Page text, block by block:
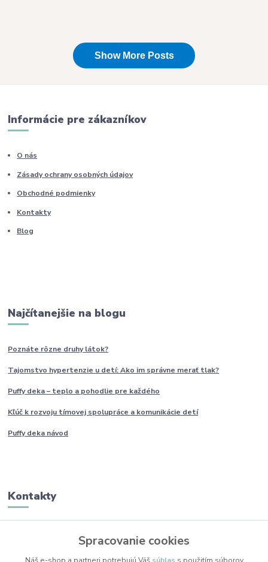
Informácie pre zákazníkov
O nás
Zásady ochrany osobných údajov
Obchodné podmienky
Kontakty
Blog
Najčítanejšie na blogu
Poznáte rôzne druhylátok?
Tajomstvo hypertenzie u detí: Ako im správne merať tlak?
Puffy deka – teplo a pohodlie pre každého
Kľúč k rozvoju tímovej spolupráce a komunikácie detí
Puffy deka návod
Kontakty
+421 950 436 258
(Po-Pia, 9-17 hod.)
Spracovanie cookies